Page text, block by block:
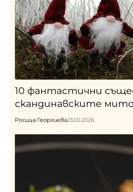
10 фантастични
скандинавските
Росица Георгиева23.02.2026